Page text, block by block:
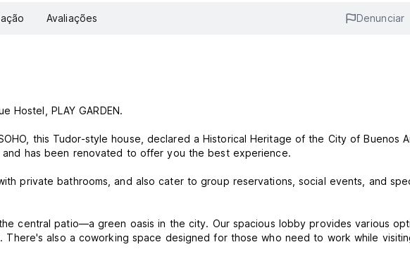
Avaliações Denunciar
Hostel, PLAY GARDEN.
this Tudor-style house, declared a Historical Heritage of the City of Buenos
has been renovated to offer you the best experience.
private bathrooms, and also cater to group reservations, social events, and
central patio—a green oasis in the city. Our spacious lobby provides various
There's also a coworking space designed for those who need to work while